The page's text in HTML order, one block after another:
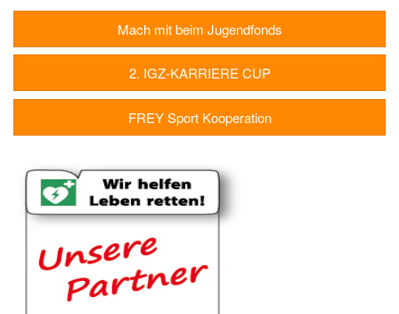
Mach mit beim Jugendfonds
2. IGZ-KARRIERE CUP
FREY Sport Kooperation